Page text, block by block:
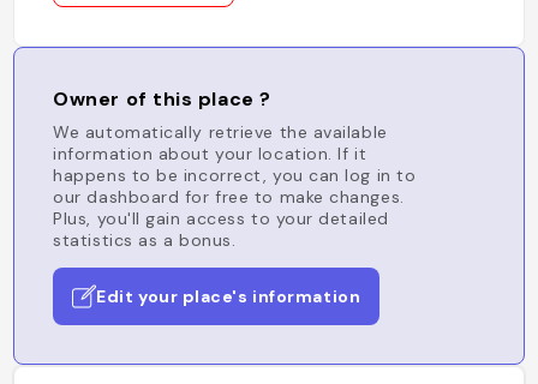
Owner of this place ?
We automatically retrieve the available
information about your location. If it
happens to be incorrect, you can log in to
our dashboard for free to make changes.
Plus, you'll gain access to your detailed
statistics as a bonus.
Edit your place's information